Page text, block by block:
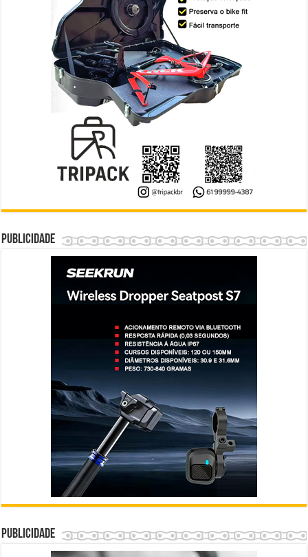
Publicidade
Publicidade